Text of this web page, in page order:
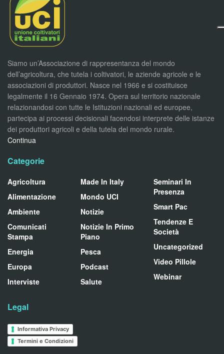
Siamo un’Associazione di rappresentanza del mondo
dell’agricoltura, che tutela i coltivatori, le aziende agricole e le
associazioni di produttori. Nasce nel 1966 e si costituisce
legalmente il 16 Gennaio 1974. Opera sul territorio nazionale
relazionandosi con tutte le Istituzioni nazionali ed europee,
partecipa ai processi decisionali facendosi interprete delle istanze
dei produttori agricoli e della tutela del mondo rurale.
Continua
Categorie
Agricoltura
Alimentazione
Ambiente
Comunicati
Stampa
Energia
Europa
Interviste
Made In Italy
Mondo UCI
Notizie
Notizie In Primo
Piano
Pesca
Podcast
Salute
Seminari In
Presenza
Smart Pac
Tendenze E
Società
Uncategorized
Video Pillole
Webinar
Legal
Informativa Privacy
Termini e Condizioni